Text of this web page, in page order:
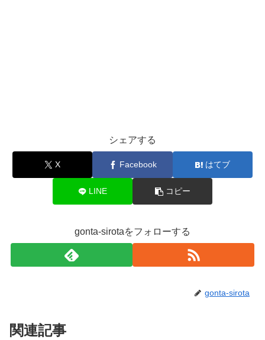
シェアする
X Facebook はてブ
LINE コピー
gonta-sirotaをフォローする
gonta-sirota
関連記事